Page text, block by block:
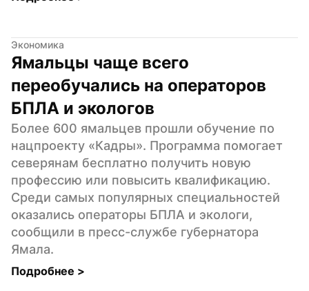
Экономика
Ямальцы чаще всего
переобучались на операторов
БПЛА и экологов
Более 600 ямальцев прошли обучение по
нацпроекту «Кадры». Программа помогает
северянам бесплатно получить новую
профессию или повысить квалификацию.
Среди самых популярных специальностей
оказались операторы БПЛА и экологи,
сообщили в пресс-службе губернатора
Ямала.
Подробнее >